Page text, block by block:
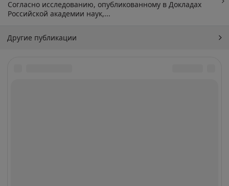
Согласно исследованию, опубликованному в Докладах
Российской академии наук,...
Другие публикации